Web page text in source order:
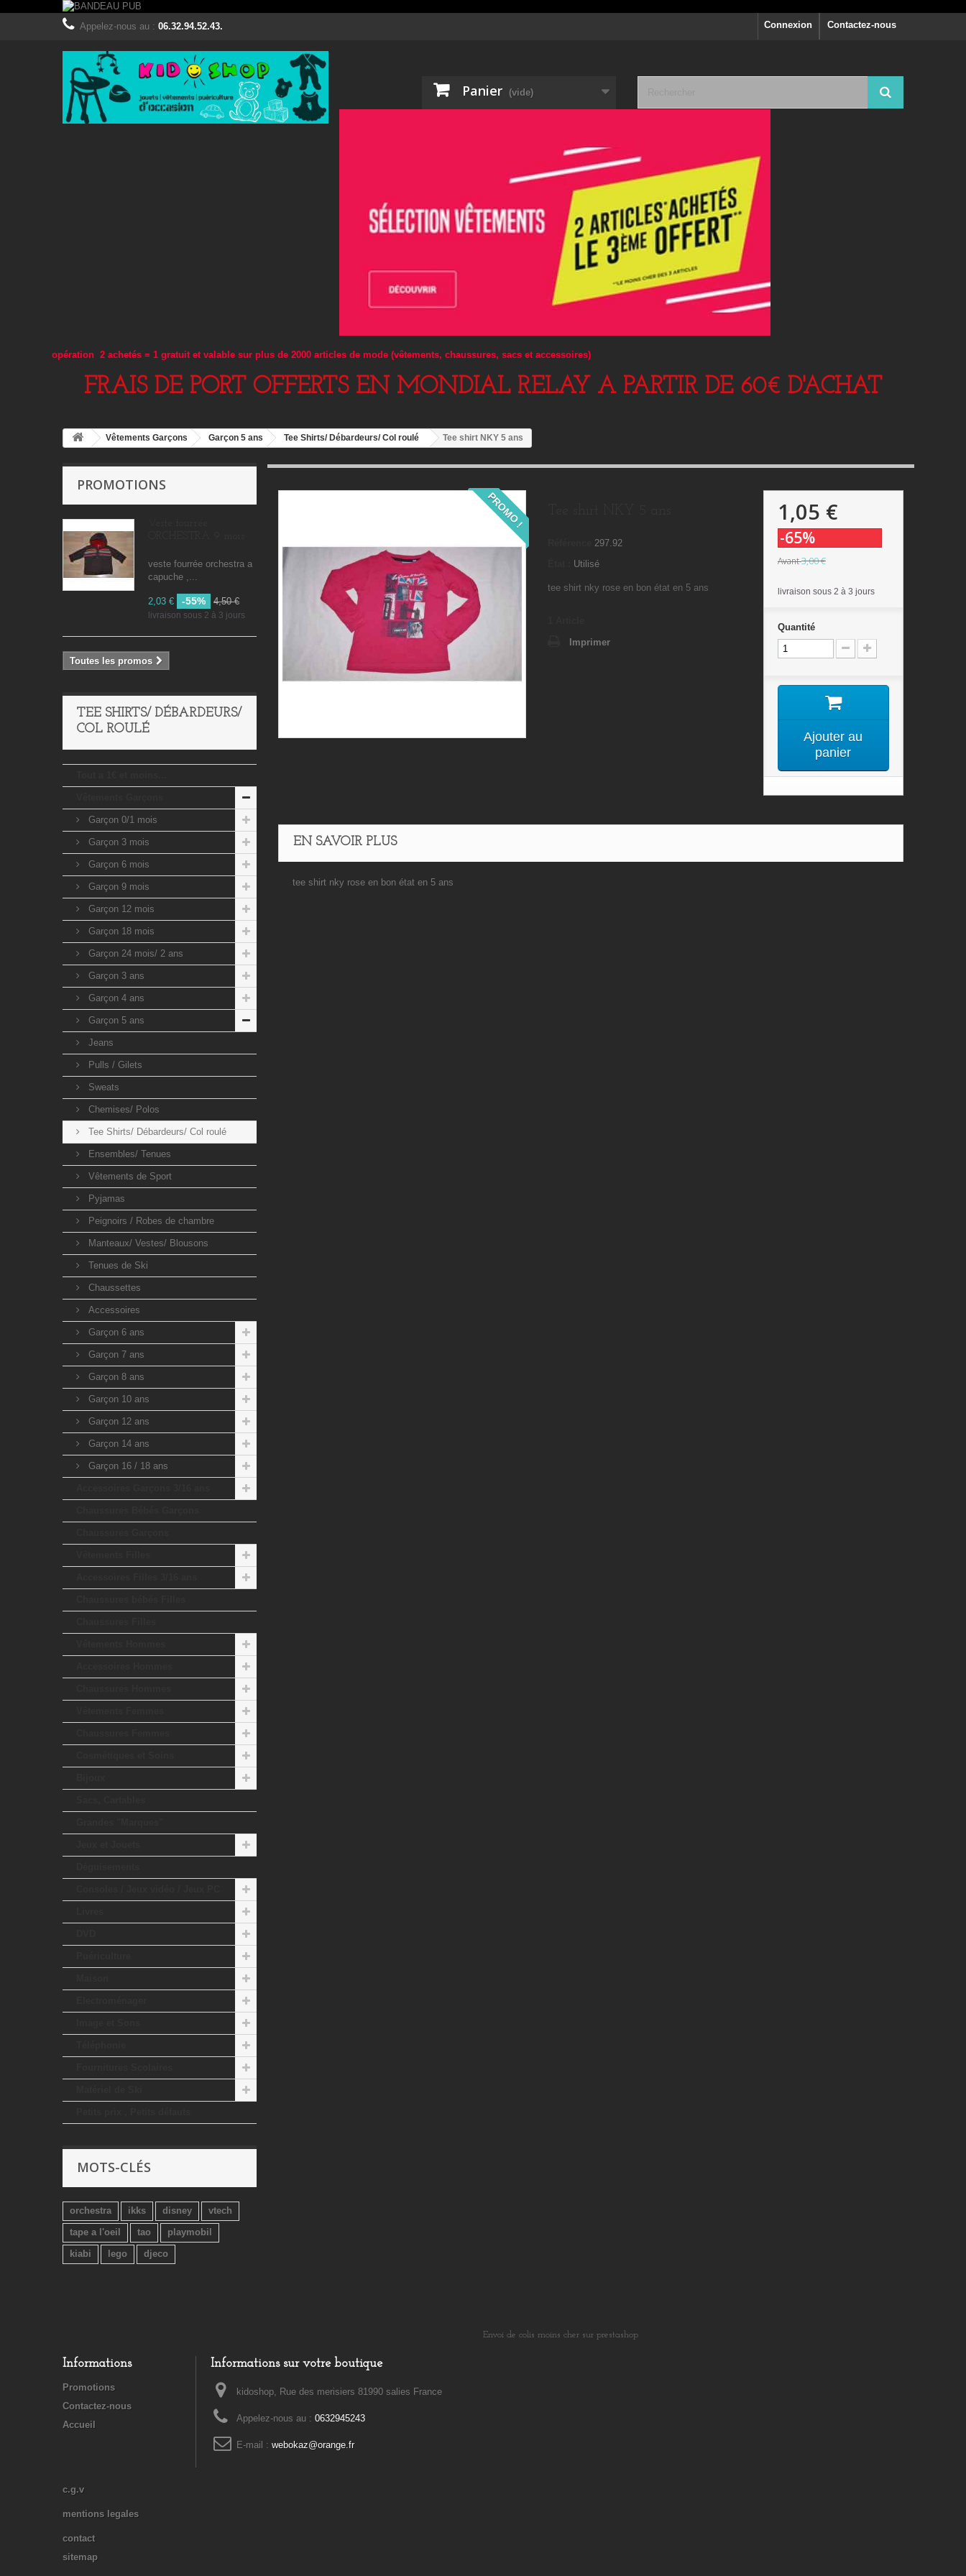
Contactez-nous
Appelez-nous au : 06.32.94.52.43. Connexion
Panier (vide)
opération 2 achetés = 1 gratuit et valable sur plus de 2000 articles de mode (vêtements, chaussures, sacs et accessoires)
FRAIS DE PORT OFFERTS EN MONDIAL RELAY A PARTIR DE 60€ D'ACHAT
Vêtements Garçons Garçon 5 ans Tee Shirts/ Débardeurs/ Col roulé Tee shirt NKY 5 ans
PROMOTIONS
veste fourrée orchestra a
capuche ,...
2,03 € -55% 4,50 €
livraison sous 2 à 3 jours
Toutes les promos
TEE SHIRTS/ DÉBARDEURS/
COL ROULÉ
Garçon 0/1 mois
Garçon 3 mois
Garçon 6 mois
Garçon 9 mois
Garçon 12 mois
Garçon 18 mois
Garçon 24 mois/ 2 ans
Garçon 3 ans
Garçon 4 ans
Garçon 5 ans
Jeans
Pulls / Gilets
Sweats
Chemises/ Polos
Tee Shirts/ Débardeurs/ Col roulé
Ensembles/ Tenues
Vêtements de Sport
Pyjamas
Peignoirs / Robes de chambre
Manteaux/ Vestes/ Blousons
Tenues de Ski
Chaussettes
Accessoires
Garçon 6 ans
Garçon 7 ans
Garçon 8 ans
Garçon 10 ans
Garçon 12 ans
Garçon 14 ans
Garçon 16 / 18 ans
MOTS-CLÉS
orchestra ikks disney
vtech
tape a l'oeil
tao
playmobil
kiabi
lego djeco
PROMO !
297.92
Utilisé
tee shirt nky rose en bon état en 5 ans
Imprimer
1,05 €
-65%
Avant3,00 €
livraison sous 2 à 3 jours
Quantité
Ajouter au
panier
EN SAVOIR PLUS
tee shirt nky rose en bon état en 5 ans
Informations
Promotions
Contactez-nous
Accueil
c.g.v
mentions legales
contact
sitemap
Informations sur votre boutique
kidoshop, Rue des merisiers 81990 salies France
Appelez-nous au : 0632945243
E-mail : webokaz@orange.fr
Envoi de colis moins cher sur prestashop